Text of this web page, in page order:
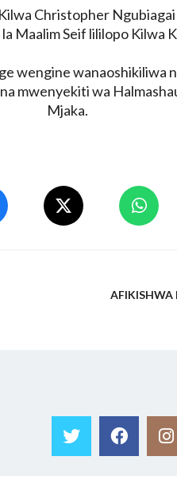
Christopher
Maalim Seif lililopo Kilwa
wengine wanaoshikiliwa
mwenyekiti wa
Mjaka.